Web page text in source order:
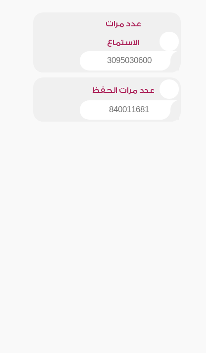
عدد مرات
الاستماع
3095030600
عدد مرات الحفظ
840011681